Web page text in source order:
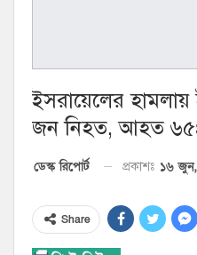
ইসরায়েলের
জন নিহত, আহত
ডেস্ক রিপোর্ট প্রকাশঃ ১৬
Share